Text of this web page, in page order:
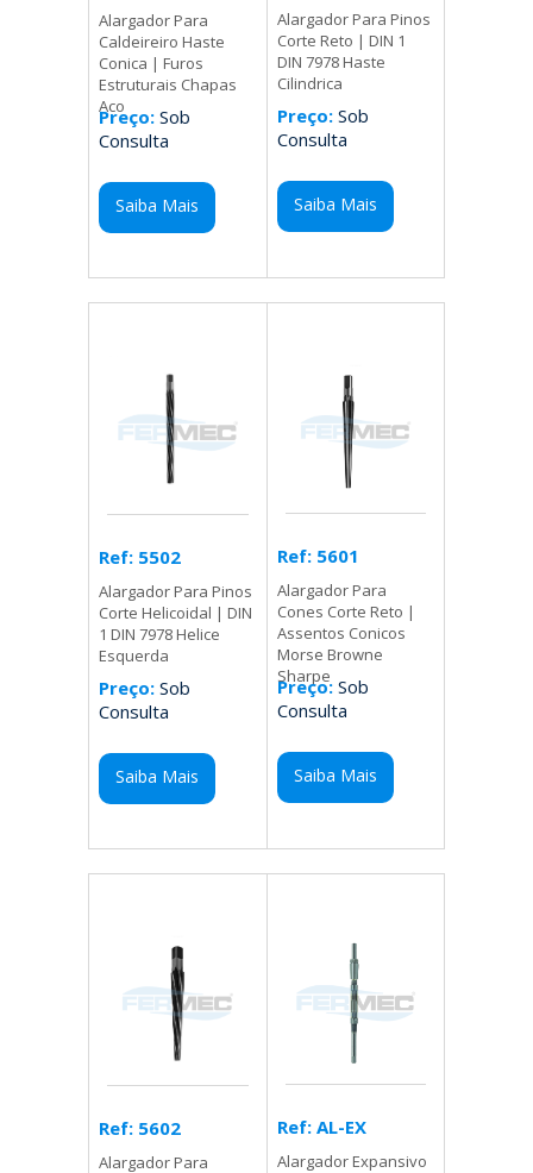
Alargador Para
Caldeireiro Haste
Conica | Furos
Estruturais Chapas
Aco
Preço: Sob
Consulta
Saiba Mais
Alargador Para Pinos
Corte Reto | DIN 1
DIN 7978 Haste
Cilindrica
Preço:Sob
Consulta
Saiba Mais
Ref: 5502
Alargador Para Pinos
Corte Helicoidal | DIN
1 DIN 7978 Helice
Esquerda
Preço: Sob
Consulta
Saiba Mais
Ref: 5601
Alargador Para
Cones Corte Reto |
Assentos Conicos
Morse Browne
Sharpe
Preço:Sob
Consulta
Saiba Mais
Ref: 5602
Alargador Para
Ref: AL-EX
Alargador Expansivo